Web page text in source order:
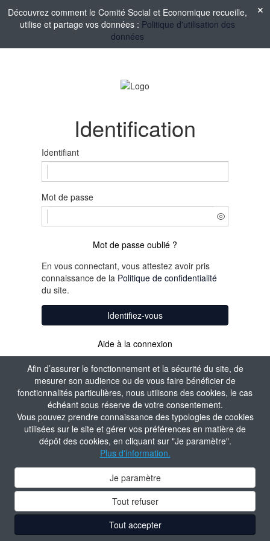
Afin d’assurer le fonctionnement et la sécurité du site, de
mesurer son audience ou de vous faire bénéficier de
fonctionnalités particulières, nous utilisons des cookies, le cas
échéant sous réserve de votre consentement.
Vous pouvez prendre connaissance des typologies de cookies
utilisées sur le site et gérer vos préférences en matière de
dépôt des cookies, en cliquant sur "Je paramètre".
Plus d'information.
Je paramètre
Tout refuser
Tout accepter
Découvrez comment le Comité Social et Economique recueille,
utilise et partage vos données : Politique d'utilisation des
données
Identification
Identifiant
Mot de passe
Mot de passe oublié ?
En vous connectant, vous attestez avoir pris
connaissance de la Politique de confidentialité
du site.
Identifiez-vous
Aide à la connexion